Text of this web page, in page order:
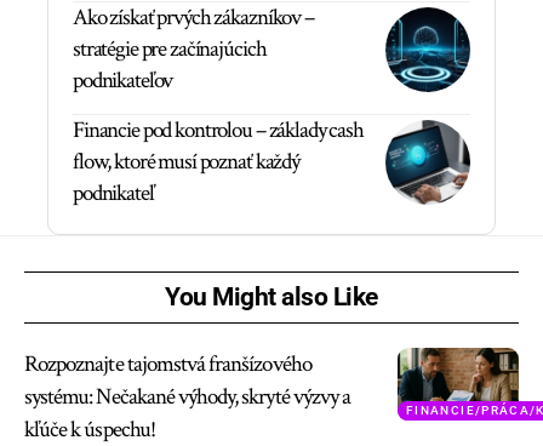
Ako získať prvých zákazníkov –
stratégie pre začínajúcich
podnikateľov
Financie pod kontrolou – základy cash
flow, ktoré musí poznať každý
podnikateľ
You Might also Like
FINANCIE/PRÁCA/
Rozpoznajte tajomstvá franšízového
systému: Nečakané výhody, skryté výzvy a
kľúče k úspechu!